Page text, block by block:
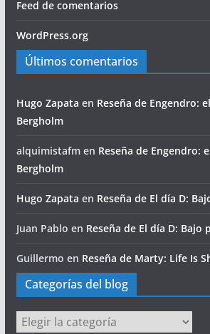
Feed de comentarios
WordPress.org
Últimos comentarios
Hugo Zapata en Reseña de Engendro:
Bergholm
alquimistafmen Reseña de Engendro:
Bergholm
Hugo Zapata en Reseña de El día D:
Juan Pablo en Reseña de El día D: Bajo
Guillermo en Reseña de Marty: Life Is
Categorías del blog
Categorías